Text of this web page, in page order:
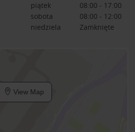
piątek
08:00 - 17:00
sobota
08:00 - 12:00
niedziela
Zamknięte
View Map